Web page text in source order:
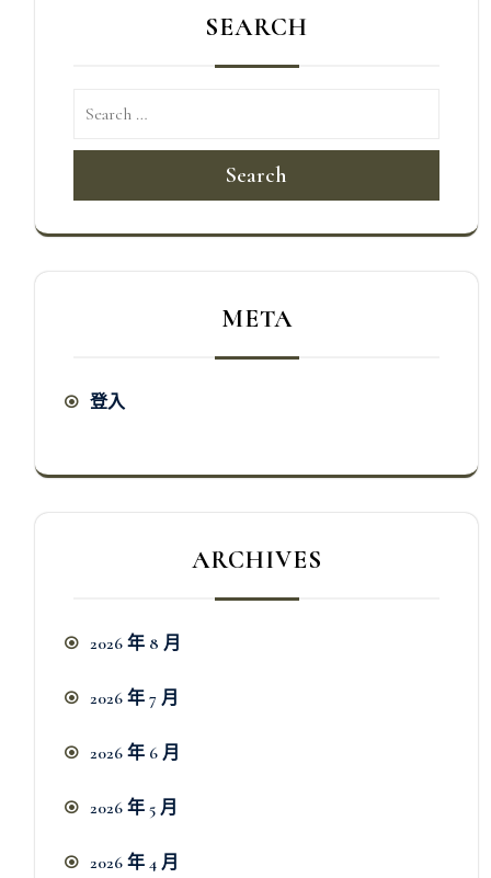
SEARCH
Search
META
登入
ARCHIVES
2026 年 8 月
2026 年 7 月
2026 年 6 月
2026 年 5 月
2026 年 4 月